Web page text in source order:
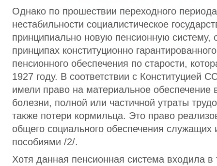
Однако по прошествии переходного
нестабильности социалистическое
принципиально новую пенсионную систему,
принципах конституционно
пенсионного обеспечения по старости,
1927 году. В соответствии с Конституцией
имели право на материальное обеспечение
болезни, полной или частичной утраты
также потери кормильца. Это право
общего социального обеспечения служащих
пособиями /2/.
Хотя данная пенсионная система входила